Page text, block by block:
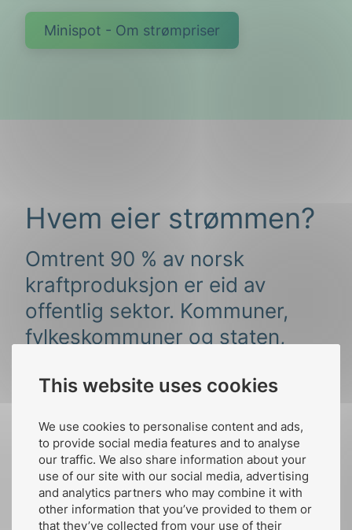
This website uses cookies
We use cookies to personalise content and ads,
to provide social media features and to analyse
our traffic. We also share information about your
use of our site with our social media, advertising
and analytics partners who may combine it with
other information that you’ve provided to them or
that they’ve collected from your use of their
Minispot - Om strømpriser
Hvem eier strømmen?
Omtrent 90 % av norsk
kraftproduksjon er eid av
offentlig sektor. Kommuner,
fylkeskommuner og staten,
private eierinteresser.